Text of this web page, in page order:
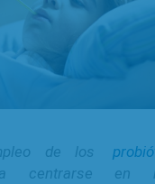
de los
centrarse en